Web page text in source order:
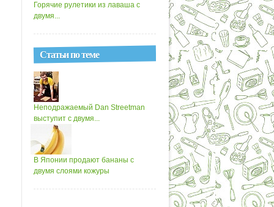
Горячие рулетики из лаваша с
двумя...
Статьи по теме
Неподражаемый Dan Streetman
выступит с двумя...
В Японии продают бананы с
двумя слоями кожуры